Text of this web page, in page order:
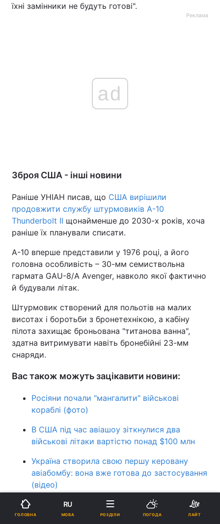
їхні замінники не будуть готові".
Реклама
ad
Зброя США - інші новини
Раніше УНІАН писав, що США вирішили
продовжити службу штурмовиків A-10
Thunderbolt II щонайменше до 2030-х років, хоча
раніше їх планували списати.
A-10 вперше представили у 1976 році, а його
головна особливість – 30-мм семиствольна
гармата GAU-8/A Avenger, навколо якої фактично
й будували літак.
Штурмовик створений для польотів на малих
висотах і боротьби з бронетехнікою, а кабіну
пілота захищає броньована "титанова ванна",
здатна витримувати навіть бронебійні 23-мм
снаряди.
Вас також можуть зацікавити новини:
Росіяни почали "мангалити" військові
кораблі (фото)
В США під час авіашоу зіткнулися два
військові літаки вартістю понад $100 млн
Україна створила свою першу керовану
авіабомбу: вона вже готова до застосування
(відео)
ПІДТРИМАЙТЕ НАС
ГОЛОВНА
RU
МОВА РОЗДІЛИ ПОГОДА ЛАЙТ